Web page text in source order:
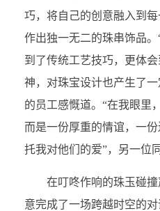
巧，将自己的创意融入到
作出独一无二的珠串饰品
到了传统工艺技巧，更体
神，对珠宝设计也产生了
的员工感慨道。“在我眼里
而是一份厚重的情谊，一
托我对他们的爱”，另一位
在叮咚作响的珠玉碰
意完成了一场跨越时空的